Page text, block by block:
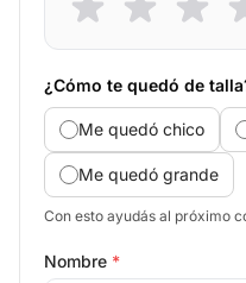
¿Cómo te quedó de
Me quedó chico
Me quedó grande
Con esto ayudás al próximo
Nombre *